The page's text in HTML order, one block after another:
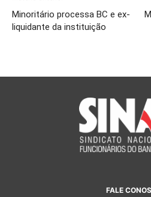
Minoritário processa BC e ex-
liquidante da instituição
FALE